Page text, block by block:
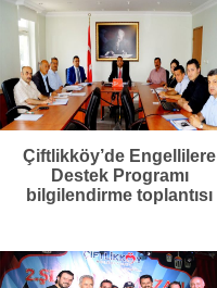
Çiftlikköy’de Engellilere
Destek Programı
bilgilendirme toplantısı